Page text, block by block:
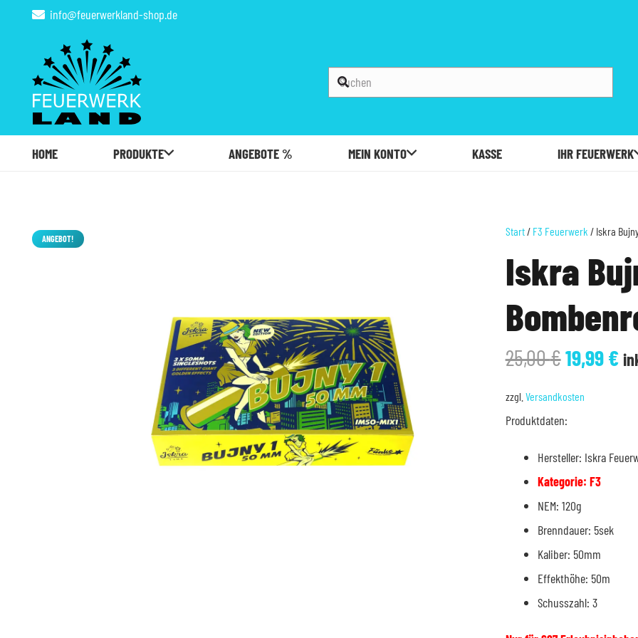
info@feuerwerkland-shop.de
HOME PRODUKTE ANGEBOTE % MEIN KONTO KASSE IHR FEUERWERK
ANGEBOT!
Start/ F3 Feuerwerk / Iskra
Iskra
25,00€
Preis
war:
25,00 €
19,99€
zzgl. Versandkosten
Produktdaten:
Hersteller: Iskra
Kategorie: F3
NEM: 120g
Brenndauer: 5sek
Kaliber: 50mm
Effekthöhe: 50m
Schusszahl: 3